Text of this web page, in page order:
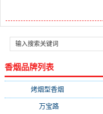
香烟品牌列表
烤烟型香烟
万宝路